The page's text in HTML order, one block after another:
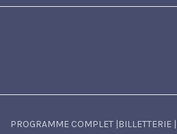
PROGRAMME COMPLET |BILLETTERIE |